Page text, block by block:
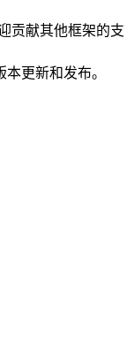
贡献其他框架的支
本更新和发布。